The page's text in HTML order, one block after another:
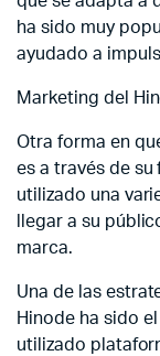
ha sido muy
ayudado a
Marketing del
Otra forma en
es a través de su
utilizado una
llegar a su
marca.
Una de las
Hinode ha sido
utilizado